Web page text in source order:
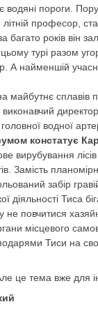
водяні пороги.
професор,
багато років він
турі разом
А найменшій
майбутнє сплавів
водної
констатує
вирубування
Замість
забір
діяльності Тиса
повчитися
місцевого
Тиси на
це тема вже для